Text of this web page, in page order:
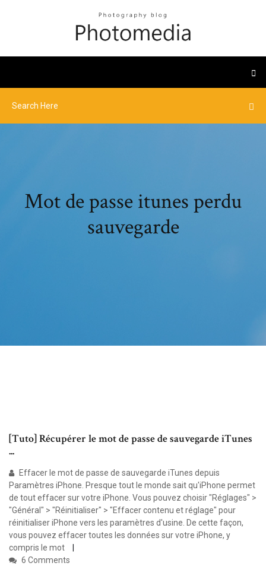
Mot de passe itunes perdu
sauvegarde
[Tuto] Récupérer le mot de passe de sauvegarde iTunes
...
Effacer le mot de passe de sauvegarde iTunes depuis
Paramètres iPhone. Presque tout le monde sait qu'iPhone permet
de tout effacer sur votre iPhone. Vous pouvez choisir "Réglages" >
"Général" > "Réinitialiser" > "Effacer contenu et réglage" pour
réinitialiser iPhone vers les paramètres d'usine. De cette façon,
vous pouvez effacer toutes les données sur votre iPhone, y
compris le mot
6 Comments